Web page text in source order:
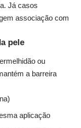
Já casos
associação com
pele
ou
a barreira
aplicação